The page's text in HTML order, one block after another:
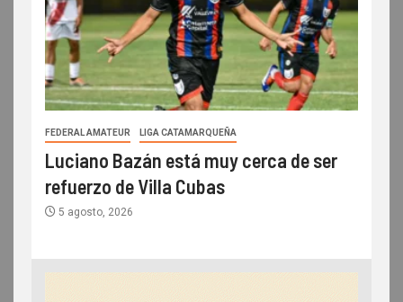
FEDERAL AMATEUR LIGA CATAMARQUEÑA
Luciano Bazán está muy cerca de ser
refuerzo de Villa Cubas
5 agosto, 2026